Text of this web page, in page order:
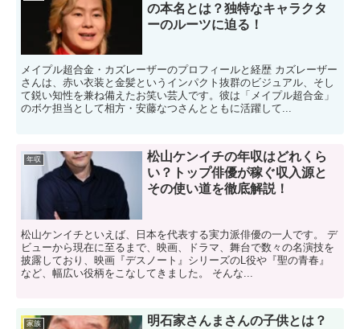
の本名とは？独特なキャラクタ
ーのルーツに迫る！
メイプル超合金・カズレーザーのプロフィールと経歴 カズレーザー
さんは、赤い衣装と金髪というインパクト抜群のビジュアル、そし
て鋭い知性を兼ね備えたお笑い芸人です。彼は「メイプル超合金」
のボケ担当として相方・安藤なつさんとともに活躍して...
年収
松山ケンイチの年収はどれくら
い？トップ俳優が稼ぐ収入源と
その使い道を徹底解説！
松山ケンイチといえば、日本を代表する実力派俳優の一人です。 デ
ビューから現在に至るまで、映画、ドラマ、舞台で数々の名演技を
披露しており、映画『デスノート』シリーズのL役や『聖の青春』
など、幅広い役柄をこなしてきました。 そんな...
家族
明石家さんまさんの子供とは？